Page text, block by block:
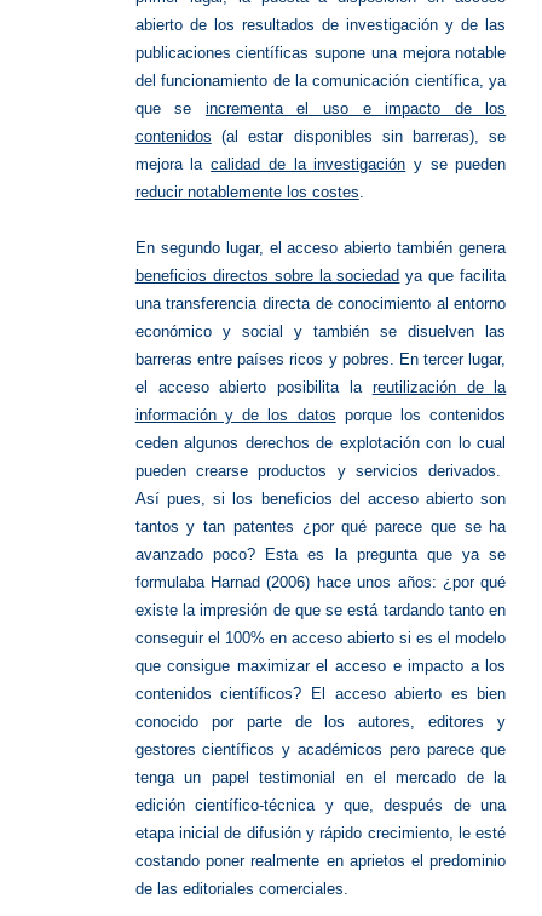
abierto de los resultados de investigación y de las
publicaciones científicas supone una mejora notable
del funcionamiento de la comunicación científica, ya
que se incrementa el uso e impacto de los
contenidos (al estar disponibles sin barreras), se
mejora lacalidad de la investigación y se pueden
reducir notablemente los costes.
En segundo lugar, el acceso abierto también genera
beneficios directos sobre la sociedad ya que facilita
una transferencia directa de conocimiento al entorno
económico y social y también se disuelven las
barreras entre países ricos y pobres. En tercer lugar,
el acceso abierto posibilita la reutilización de la
información y de los datos porque los contenidos
ceden algunos derechos de explotación con lo cual
pueden crearse productos y servicios derivados.
Así pues, si los beneficios del acceso abierto son
tantos y tan patentes ¿por qué parece que se ha
avanzado poco? Esta es la pregunta que ya se
formulaba Harnad (2006) hace unos años: ¿por qué
existe la impresión de que se está tardando tanto en
conseguir el 100% en acceso abierto si es el modelo
que consigue maximizar el acceso e impacto a los
contenidos científicos? El acceso abierto es bien
conocido por parte de los autores, editores y
gestores científicos y académicos pero parece que
tenga un papel testimonial en el mercado de la
edición científico-técnica y que, después de una
etapa inicial de difusión y rápido crecimiento, le esté
costando poner realmente en aprietos el predominio
de las editoriales comerciales.